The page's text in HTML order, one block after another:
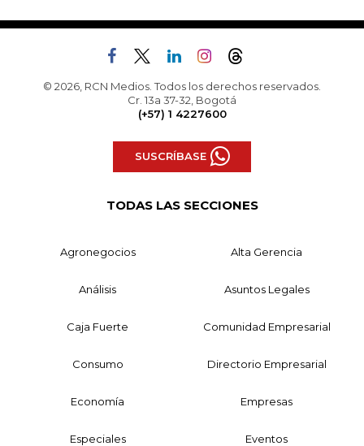
© 2026, RCN Medios. Todos los derechos reservados.
Cr. 13a 37-32, Bogotá
(+57) 1 4227600
SUSCRÍBASE
TODAS LAS SECCIONES
Agronegocios Alta Gerencia
Análisis Asuntos Legales
Caja Fuerte Comunidad Empresarial
Consumo Directorio Empresarial
Economía Empresas
Especiales Eventos